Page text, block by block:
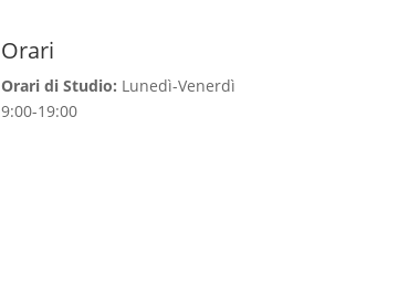
Orari
Orari di Studio: Lunedì-Venerdì
9:00-19:00